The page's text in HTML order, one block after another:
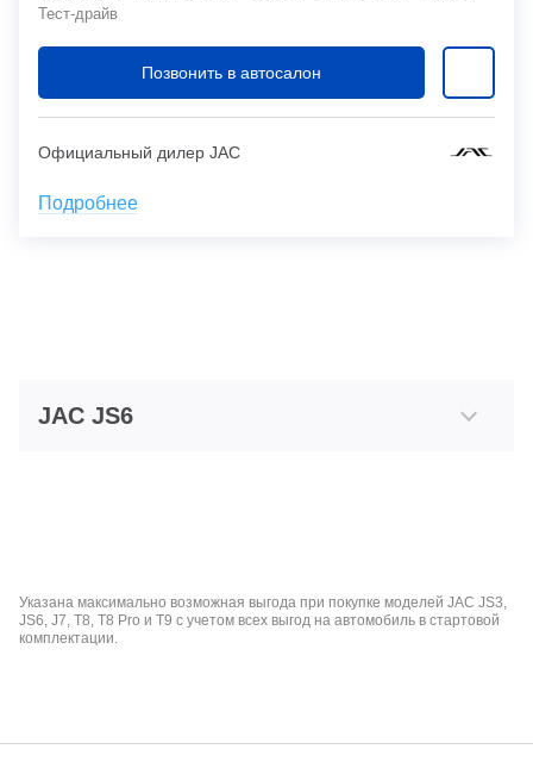
Тест-драйв
Позвонить в автосалон
Официальный дилер JAC
Подробнее
JAC JS6
Указана максимально возможная выгода при покупке моделей JAC JS3,
JS6, J7, T8, T8 Pro и T9 с учетом всех выгод на автомобиль в стартовой
комплектации.